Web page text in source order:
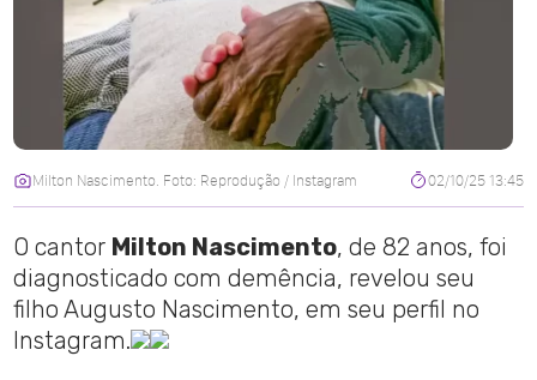
Milton Nascimento. Foto: Reprodução / Instagram 02/10/25 13:45
O cantor Milton Nascimento, de 82 anos, foi
diagnosticado com demência, revelou seu
filho Augusto Nascimento, em seu perfil no
Instagram.